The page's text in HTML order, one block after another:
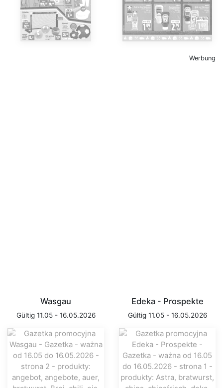
Werbung
Wasgau
Gültig 11.05 - 16.05.2026
Edeka - Prospekte
Gültig 11.05 - 16.05.2026